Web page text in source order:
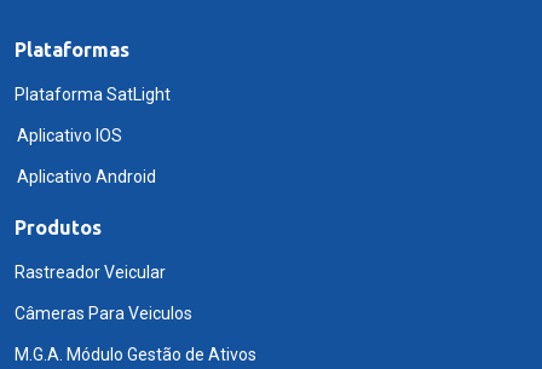
Plataformas
Plataforma SatLight
Aplicativo IOS
Aplicativo Android
Produtos
Rastreador Veicular
Câmeras Para Veiculos
M.G.A. Módulo Gestão de Ativos